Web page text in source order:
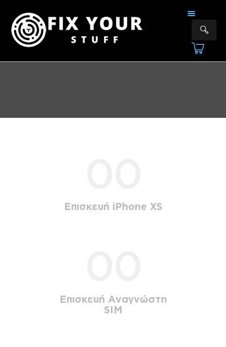
FIX YOUR STUFF
Επισκευές & Πωλήσεις Ηλεκτρονικών Συσκευών &Αξεσουάρ
ΥΠΗΡΕΣΙΕΣ
Επισκευή iPhone XS
Επισκευή Αναγνώστη
SIM